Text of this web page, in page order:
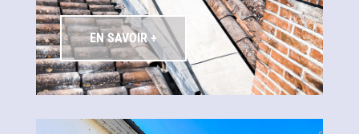
EN SAVOIR +